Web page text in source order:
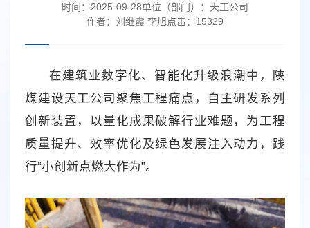
时间： 2025-09-28单位（部门）： 天工公司
作者： 刘继霞 李旭点击： 15329
在建筑业数字化、智能化升级浪潮中，陕
煤建设天工公司聚焦工程痛点，自主研发系列
创新装置，以量化成果破解行业难题，为工程
质量提升、效率优化及绿色发展注入动力，践
行“小创新点燃大作为”。